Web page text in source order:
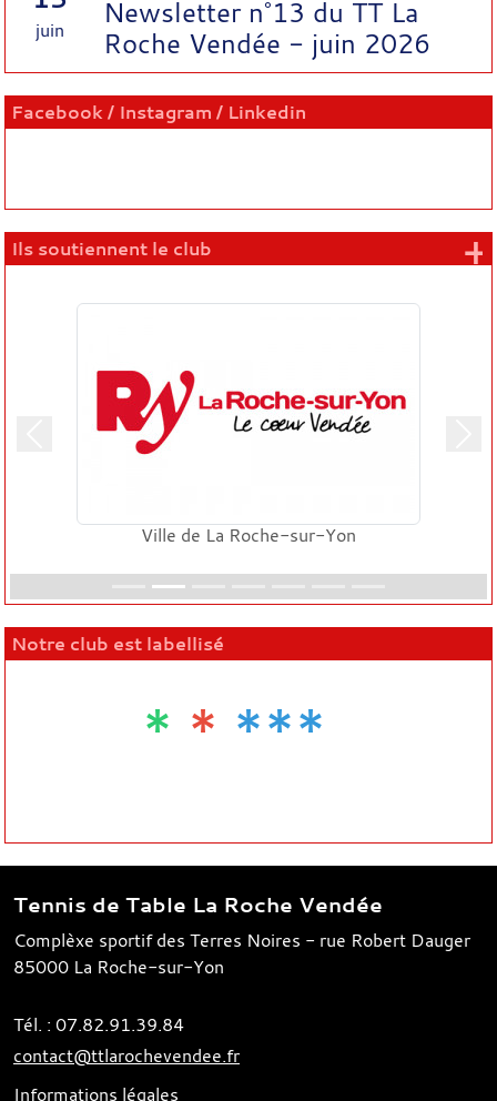
juin
Newsletter n°13 du TT La
Roche Vendée - juin 2026
Facebook / Instagram / Linkedin
Ils soutiennent le club
Ville de La Roche-sur-Yon
Notre club est labellisé
* * ***
Tennis de Table La Roche Vendée
Complèxe sportif des Terres Noires - rue Robert Dauger
85000 La Roche-sur-Yon
Tél. : 07.82.91.39.84
contact@ttlarochevendee.fr
Informations légales